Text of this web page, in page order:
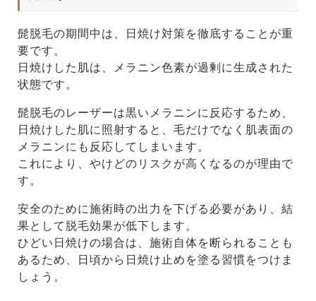
髭脱毛の期間中は、日焼け対策を徹底することが重
要です。
日焼けした肌は、メラニン色素が過剰に生成された
状態です。
髭脱毛のレーザーは黒いメラニンに反応するため、
日焼けした肌に照射すると、毛だけでなく肌表面の
メラニンにも反応してしまいます。
これにより、やけどのリスクが高くなるのが理由で
す。
安全のために施術時の出力を下げる必要があり、結
果として脱毛効果が低下します。
ひどい日焼けの場合は、施術自体を断られることも
あるため、日頃から日焼け止めを塗る習慣をつけま
しょう。